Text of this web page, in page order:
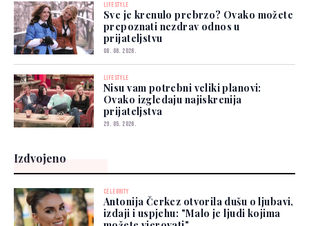
LIFESTYLE
Sve je krenulo prebrzo? Ovako možete
prepoznati nezdrav odnos u
prijateljstvu
08. 06. 2026.
LIFESTYLE
Nisu vam potrebni veliki planovi:
Ovako izgledaju najiskrenija
prijateljstva
29. 05. 2026.
Izdvojeno
CELEBRITY
Antonija Čerkez otvorila dušu o ljubavi,
izdaji i uspjehu: "Malo je ljudi kojima